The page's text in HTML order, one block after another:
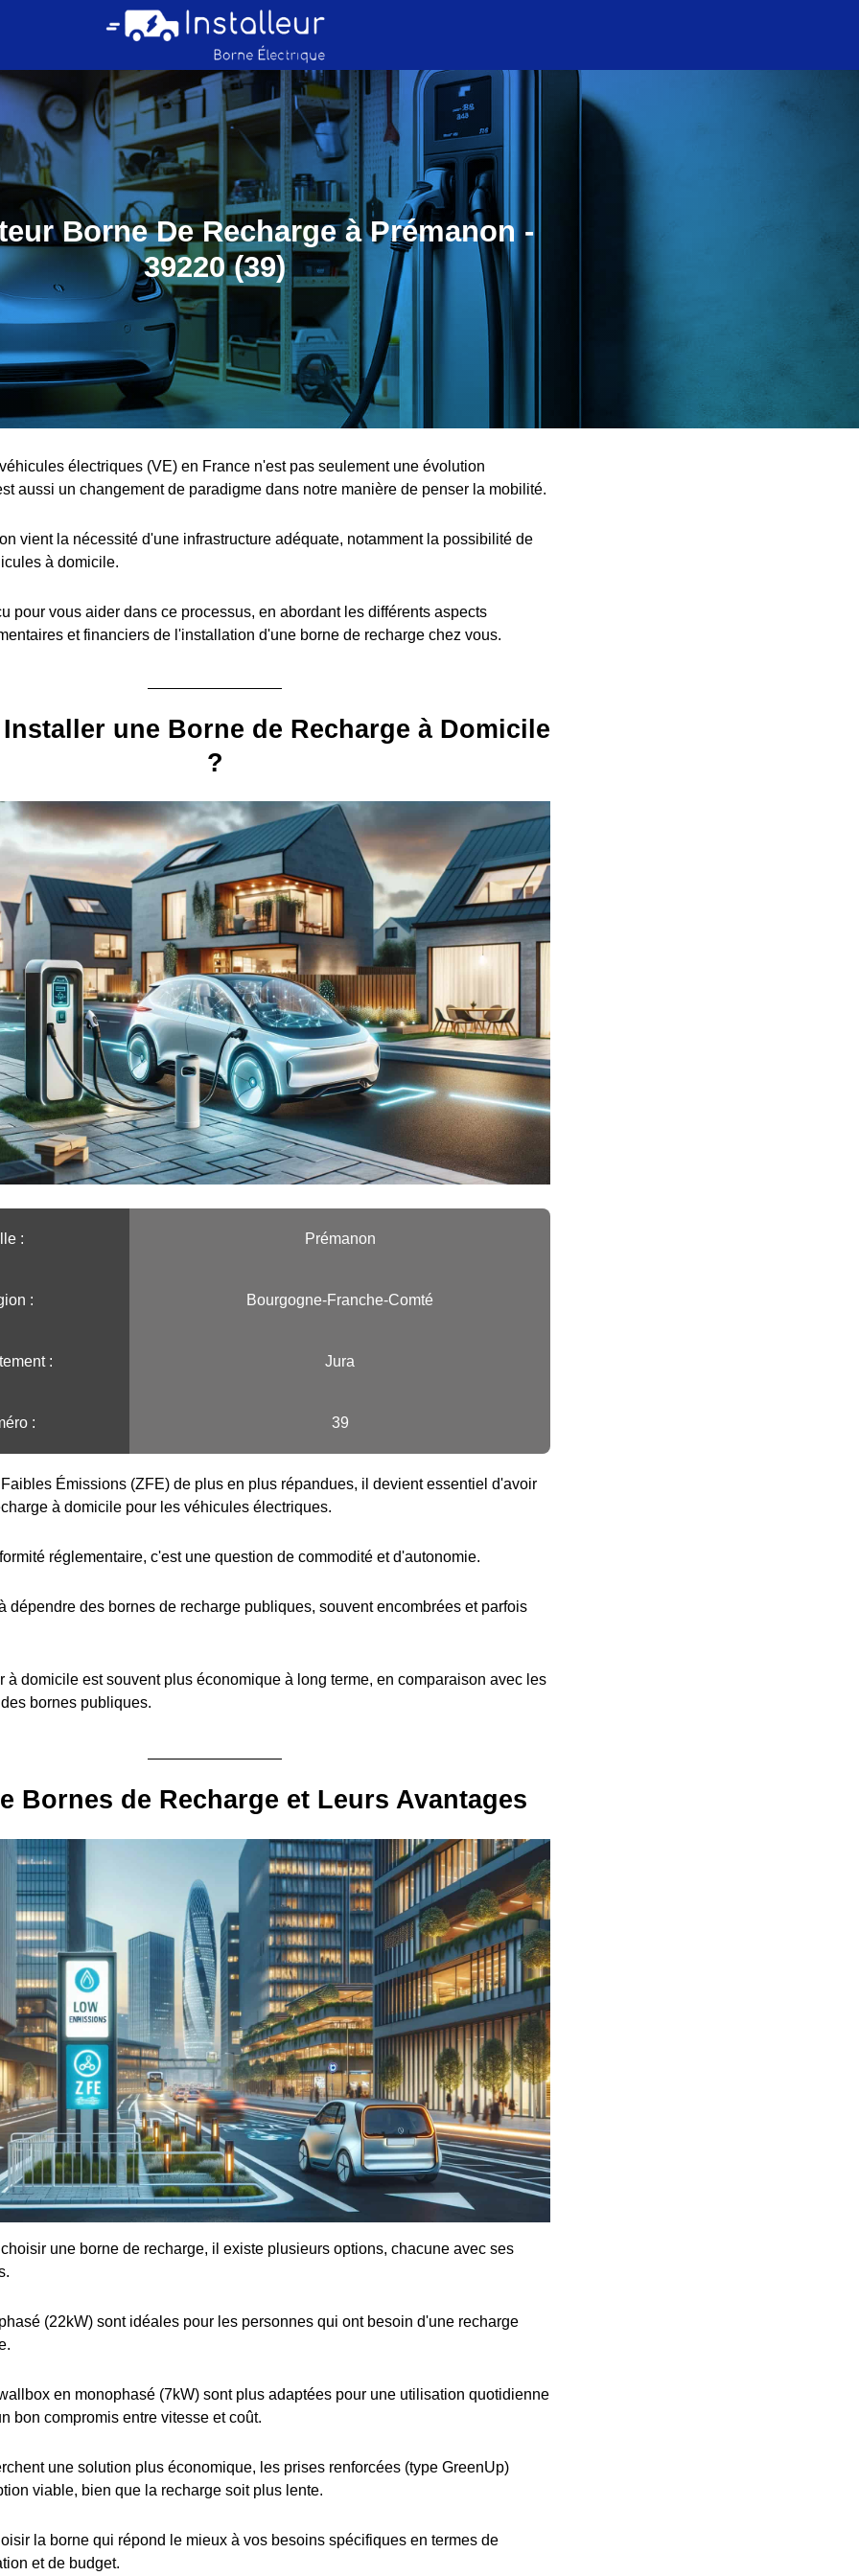
Borne De Recharge à Prémanon -
39220 (39)
électriques (VE) en France n'est pas seulement une évolution
aussi un changement de paradigme dans notre manière de penser la mobilité.
vient la nécessité d'une infrastructure adéquate, notamment la possibilité de
à domicile.
pour vous aider dans ce processus, en abordant les différents aspects
et financiers de l'installation d'une borne de recharge chez vous.
une Borne de Recharge à Domicile
?
:️ Prémanon
:️ Bourgogne-Franche-Comté
: Jura
: 39
Émissions (ZFE) de plus en plus répandues, il devient essentiel d'avoir
à domicile pour les véhicules électriques.
réglementaire, c'est une question de commodité et d'autonomie.
dépendre des bornes de recharge publiques, souvent encombrées et parfois
à domicile est souvent plus économique à long terme, en comparaison avec les
bornes publiques.
Bornes de Recharge et Leurs Avantages
une borne de recharge, il existe plusieurs options, chacune avec ses
(22kW) sont idéales pour les personnes qui ont besoin d'une recharge
en monophasé (7kW) sont plus adaptées pour une utilisation quotidienne
bon compromis entre vitesse et coût.
une solution plus économique, les prises renforcées (type GreenUp)
viable, bien que la recharge soit plus lente.
la borne qui répond le mieux à vos besoins spécifiques en termes de
et de budget.